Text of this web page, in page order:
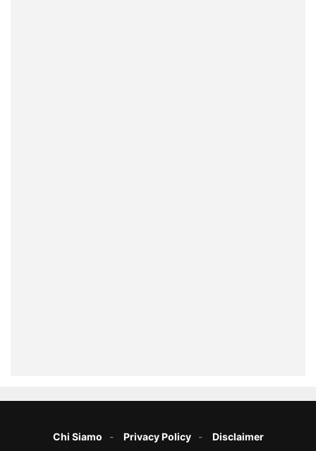
Chi Siamo Privacy Policy Disclaimer